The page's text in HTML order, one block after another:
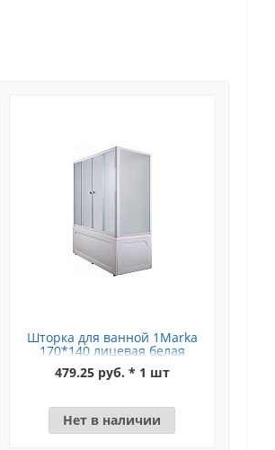
Шторка для ванной 1Marka
170*140 лицевая белая
479.25 руб. * 1 шт
Нет в наличии